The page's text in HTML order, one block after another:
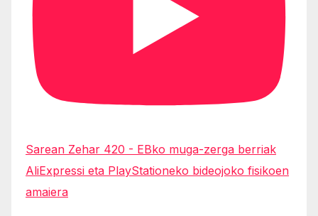
Sarean Zehar 420 - EBko muga-zerga berriak
AliExpressi eta PlayStationeko bideojoko fisikoen
amaiera